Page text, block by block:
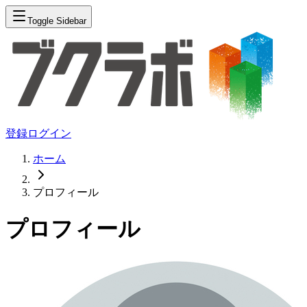
Toggle Sidebar
登録ログイン
ホーム
プロフィール
プロフィール